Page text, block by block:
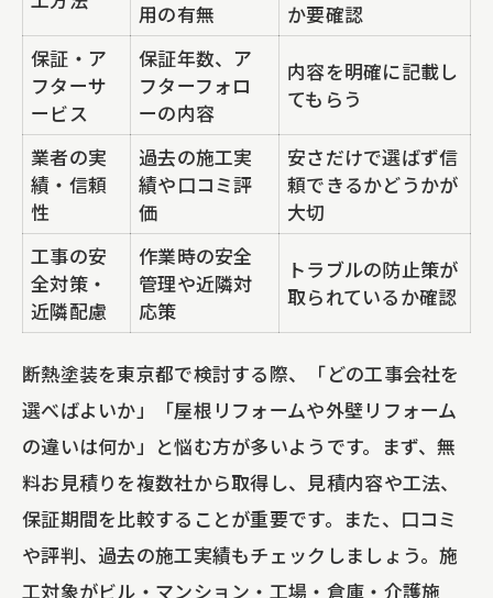
口コミから見える断熱窓リフォームの効果
断熱窓リフォーム利用者の口コミ傾向一
断熱窓リフォームの省エネ効果に注目
実際の口コミで分かる断熱窓リフォーム
の満足度
クリニックや病院での断熱窓リフォーム
事例
断熱窓リフォームの費用対効果を口コミ
ロープアクセス工法が注目される理由とは
ロープアクセス工法の特徴と他工法比較
表
高さのある建物でのロープアクセス工法
の利点
用の有無
か要確認
保証・ア
フターサ
ービス
保証年数、ア
フターフォロ
ーの内容
内容を明確に記載し
てもらう
業者の実
績・信頼
性
過去の施工実
績や口コミ評
価
安さだけで選ばず信
頼できるかどうかが
大切
工事の安
全対策・
近隣配慮
作業時の安全
管理や近隣対
応策
トラブルの防止策が
取られているか確認
断熱塗装を東京都で検討する際、「どの工事会社を
選べばよいか」「屋根リフォームや外壁リフォーム
の違いは何か」と悩む方が多いようです。まず、無
料お見積りを複数社から取得し、見積内容や工法、
保証期間を比較することが重要です。また、口コミ
や評判、過去の施工実績もチェックしましょう。施
工対象がビル・マンション・工場・倉庫・介護施